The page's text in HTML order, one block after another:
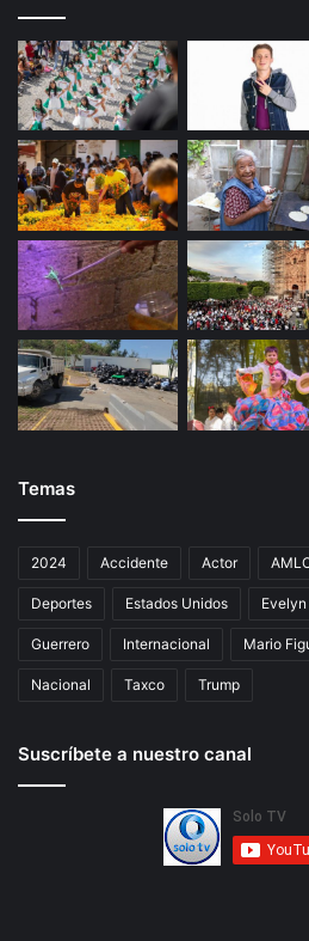
Temas
2024 Accidente Actor
Deportes Estados Unidos
Guerrero Internacional Mario
Nacional Taxco Trump
Suscríbete a nuestro canal